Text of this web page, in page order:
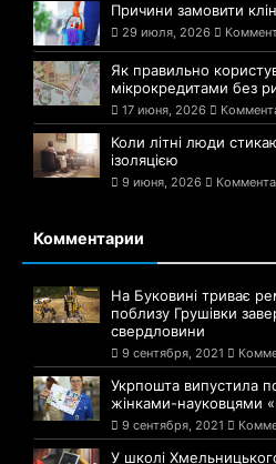
Причини замовити
29 июля, 2026
Як правильно
мікрокредитами без
17 июня, 2026
Коли літні люди
ізоляцією
9 июня, 2026
Комментарии
На Буковині триває
поблизу Грушівки
свердловини
9 сентября, 2021
Укрпошта випустила
жінками-науковцями
9 сентября, 2021
У школі